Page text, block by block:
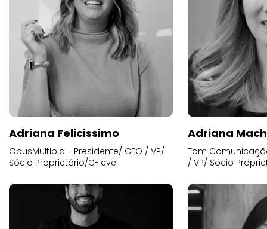
Adriana Felicissimo
OpusMultipla - Presidente/ CEO / VP/
Sócio Proprietário/C-level
Adriana
Tom
/ VP/ Sócio